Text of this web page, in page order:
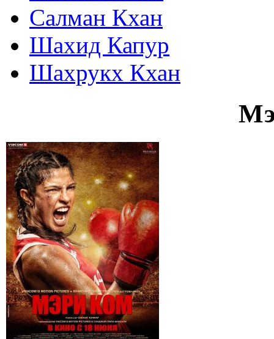
Салман Кхан
Шахид Капур
Шахрукх Кхан